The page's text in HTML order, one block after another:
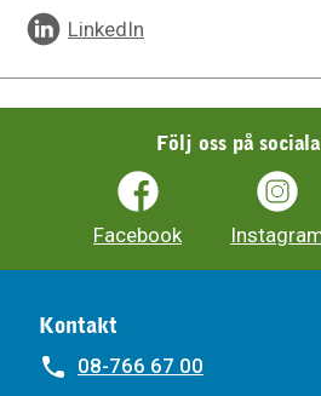
LinkedIn
Följ oss på
Facebook
Kontakt
08-766 67 00